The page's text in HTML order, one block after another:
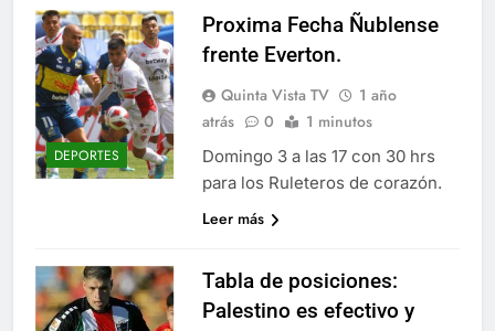
DEPORTES
Proxima Fecha Ñublense
frente Everton.
Quinta Vista TV
1 año
atrás
0 1 minutos
Domingo 3 a las 17 con 30 hrs
para los Ruleteros de corazón.
Leer más
Tabla de posiciones:
Palestino es efectivo y